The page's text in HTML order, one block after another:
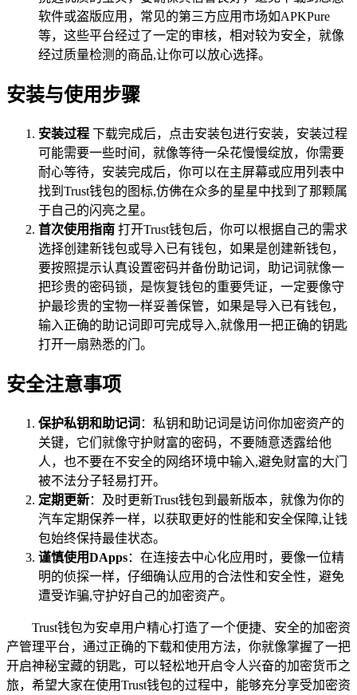
软件或盗版应用，常见的第三方应用市场如APKPure
等，这些平台经过了一定的审核，相对较为安全，就像
经过质量检测的商品,让你可以放心选择。
安装与使用步骤
安装过程 下载完成后，点击安装包进行安装，安装过程
可能需要一些时间，就像等待一朵花慢慢绽放，你需要
耐心等待，安装完成后，你可以在主屏幕或应用列表中
找到Trust钱包的图标,仿佛在众多的星星中找到了那颗属
于自己的闪亮之星。
首次使用指南 打开Trust钱包后，你可以根据自己的需求
选择创建新钱包或导入已有钱包，如果是创建新钱包，
要按照提示认真设置密码并备份助记词，助记词就像一
把珍贵的密码锁，是恢复钱包的重要凭证，一定要像守
护最珍贵的宝物一样妥善保管，如果是导入已有钱包，
输入正确的助记词即可完成导入,就像用一把正确的钥匙
打开一扇熟悉的门。
安全注意事项
保护私钥和助记词 ：私钥和助记词是访问你加密资产的
关键，它们就像守护财富的密码，不要随意透露给他
人，也不要在不安全的网络环境中输入,避免财富的大门
被不法分子轻易打开。
定期更新：及时更新Trust钱包到最新版本，就像为你的
汽车定期保养一样，以获取更好的性能和安全保障,让钱
包始终保持最佳状态。
谨慎使用DApps：在连接去中心化应用时，要像一位精
明的侦探一样，仔细确认应用的合法性和安全性，避免
遭受诈骗,守护好自己的加密资产。
Trust钱包为安卓用户精心打造了一个便捷、安全的加密资
产管理平台，通过正确的下载和使用方法，你就像掌握了一把
开启神秘宝藏的钥匙，可以轻松地开启令人兴奋的加密货币之
旅，希望大家在使用Trust钱包的过程中，能够充分享受加密资